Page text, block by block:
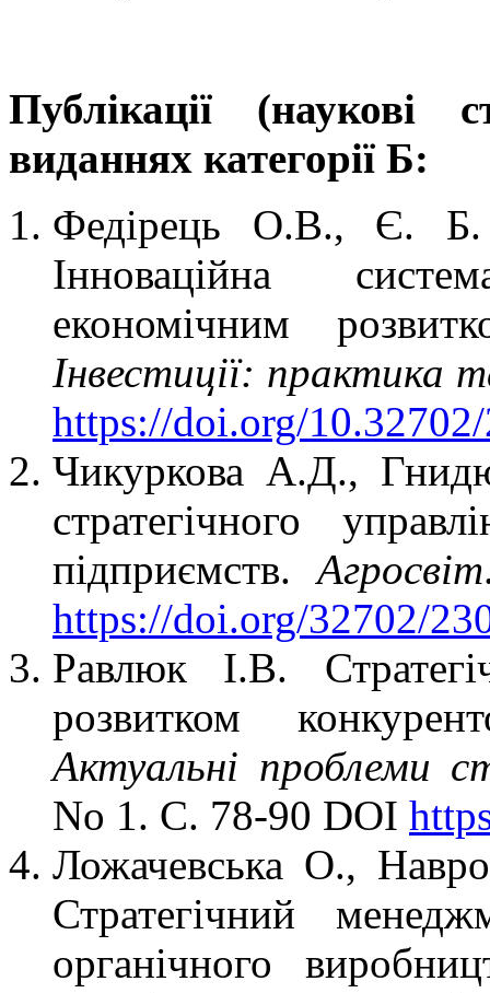
Публікації
виданнях категорії Б:
Федірець О.В., Є.
Інноваційна
економічним
Інвестиції: практика
https://doi.org/
Чикуркова А.Д.,
стратегічного
підприємств.Агросвіт
https://doi.org/32702/
Равлюк І.В.
розвитком
Актуальні проблеми
No 1. С. 78-90 DOI
Ложачевська О.,
Стратегічний
органічного